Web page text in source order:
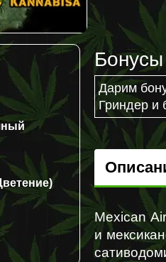
Дарим
Гриндер и
Mexican
и